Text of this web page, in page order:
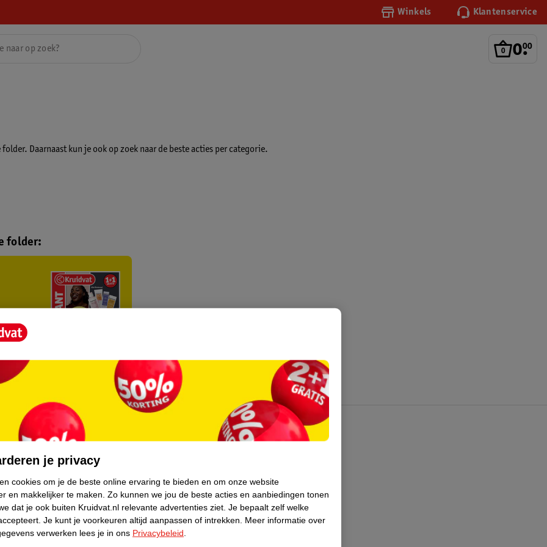
Winkels Klantenservice
0.
00
Daarnaast kun je ook op zoek naar de beste acties per categorie.
folder:
Over Kruidvat
Pers
Winkelformule
Bedrijfsgegevens
je privacy
cookies om je de beste online ervaring te bieden en om onze website
en makkelijker te maken. Zo kunnen we jou de beste acties en aanbiedingen tonen
dat je ook buiten Kruidvat.nl relevante advertenties ziet. Je bepaalt zelf welke
Je kunt je voorkeuren altijd aanpassen of intrekken.
Meer informatie over
verwerken lees je in ons Privacybeleid